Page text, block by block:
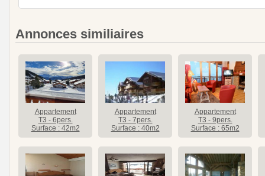
Annonces similiaires
Appartement
T3 - 6pers.
Surface : 42m2
Appartement
T3 - 7pers.
Surface : 40m2
Appartement
T3 - 9pers.
Surface : 65m2